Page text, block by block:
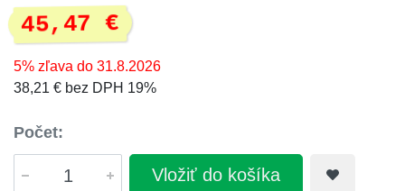
45,47 €
5% zľava do 31.8.2026
38,21 € bez DPH 19%
Počet:
Vložiť do košíka